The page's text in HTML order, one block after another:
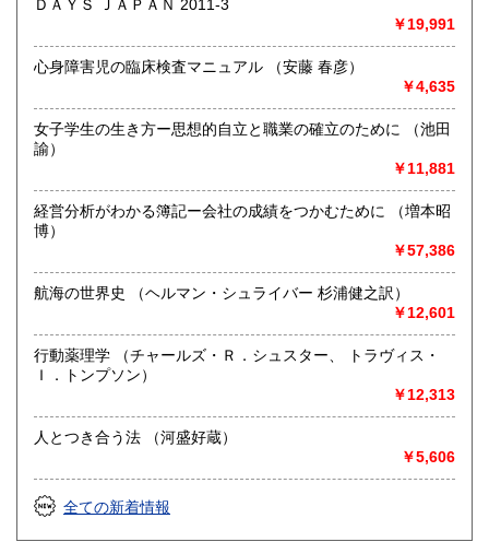
カルチャー、古書一般（その他）
ＤＡＹＳ ＪＡＰＡＮ 2011-3
￥19,991
心身障害児の臨床検査マニュアル （安藤 春彦）
￥4,635
女子学生の生き方ー思想的自立と職業の確立のために （池田
諭）
￥11,881
経営分析がわかる簿記ー会社の成績をつかむために （増本昭
博）
￥57,386
航海の世界史 （ヘルマン・シュライバー 杉浦健之訳）
￥12,601
行動薬理学 （チャールズ・Ｒ．シュスター、 トラヴィス・
Ｉ．トンプソン）
￥12,313
人とつき合う法 （河盛好蔵）
￥5,606
全ての新着情報